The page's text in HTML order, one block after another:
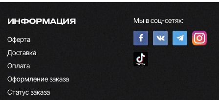
ИНФОРМАЦИЯ
Оферта
Доставка
Оплата
Оформление заказа
Статус заказа
Мы в соц-сетях: